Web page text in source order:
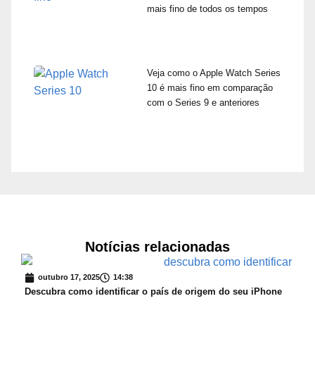
mais fino de todos os tempos
Veja como o Apple Watch Series
10 é mais fino em comparação
com o Series 9 e anteriores
Notícias relacionadas
outubro 17, 2025 14:38
Descubra como identificar o país de origem do seu iPhone